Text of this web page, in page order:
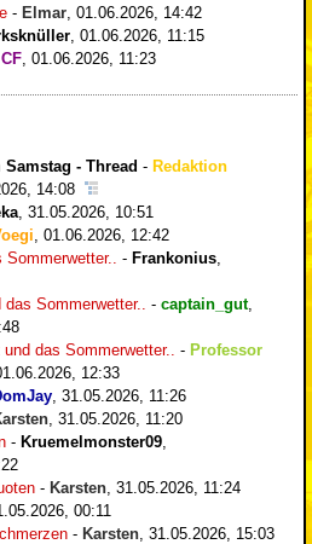
- Elmar 01.06.2026, 14:42
01.06.2026, 11:15
CF 01.06.2026, 11:23
- Thread - Redaktion
14:08
31.05.2026, 10:51
01.06.2026, 12:42
- Frankonius
Sommerwetter..
- captain_gut,
das Sommerwetter..
- Professor
12:33
31.05.2026, 11:26
31.05.2026, 11:20
- Kruemelmonster09
- Karsten 31.05.2026, 11:24
00:11
- Karsten 31.05.2026, 15:03